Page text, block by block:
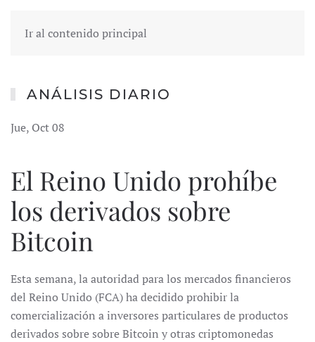
Ir al contenido principal
ANÁLISIS DIARIO
Jue, Oct 08
El Reino Unido prohíbe
los derivados sobre
Bitcoin
Esta semana, la autoridad para los mercados financieros
del Reino Unido (FCA) ha decidido prohibir la
comercialización a inversores particulares de productos
derivados sobre sobre Bitcoin y otras criptomonedas